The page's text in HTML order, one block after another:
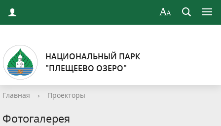
НАЦИОНАЛЬНЫЙ ПАРК
"ПЛЕЩЕЕВО ОЗЕРО"
Главная › Проекторы
Фотогалерея